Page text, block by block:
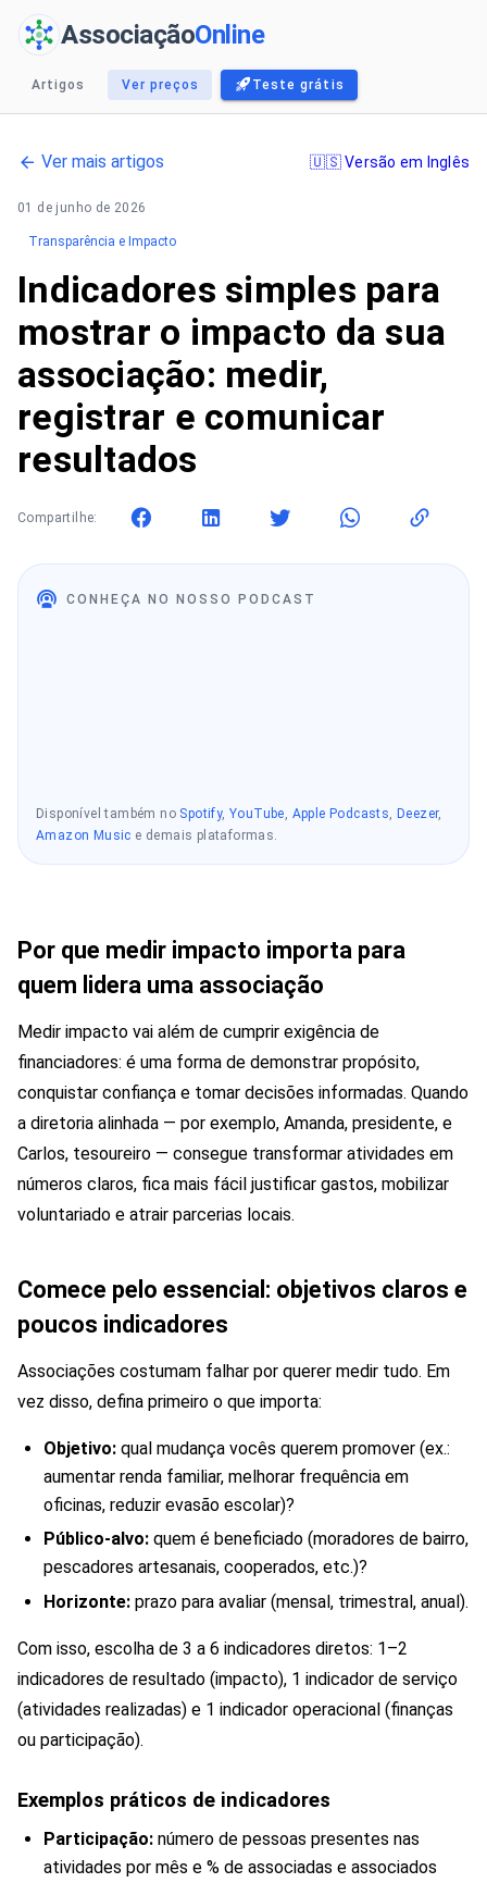
AssociaçãoOnline
Artigos Ver preços Teste grátis
Ver mais artigos 🇺🇸 Versão em Inglês
01 de junho de 2026
Transparência e Impacto
Indicadores simples para
mostrar o impacto da sua
associação: medir,
registrar e comunicar
resultados
Compartilhe:
CONHEÇA NO NOSSO PODCAST
Disponível também no Spotify,YouTube, Apple Podcasts, Deezer,
Amazon Music e demais plataformas.
Por que medir impacto importa para
quem lidera uma associação
Medir impacto vai além de cumprir exigência de
financiadores: é uma forma de demonstrar propósito,
conquistar confiança e tomar decisões informadas. Quando
a diretoria alinhada — por exemplo, Amanda, presidente, e
Carlos, tesoureiro — consegue transformar atividades em
números claros, fica mais fácil justificar gastos, mobilizar
voluntariado e atrair parcerias locais.
Comece pelo essencial: objetivos claros e
poucos indicadores
Associações costumam falhar por querer medir tudo. Em
vez disso, defina primeiro o que importa:
Objetivo: qual mudança vocês querem promover (ex.:
aumentar renda familiar, melhorar frequência em
oficinas, reduzir evasão escolar)?
Público-alvo: quem é beneficiado (moradores de bairro,
pescadores artesanais, cooperados, etc.)?
Horizonte: prazo para avaliar (mensal, trimestral, anual).
Com isso, escolha de 3 a 6 indicadores diretos: 1–2
indicadores de resultado (impacto), 1 indicador de serviço
(atividades realizadas) e 1 indicador operacional (finanças
ou participação).
Exemplos práticos de indicadores
Participação: número de pessoas presentes nas
atividades por mês e % de associadas e associados